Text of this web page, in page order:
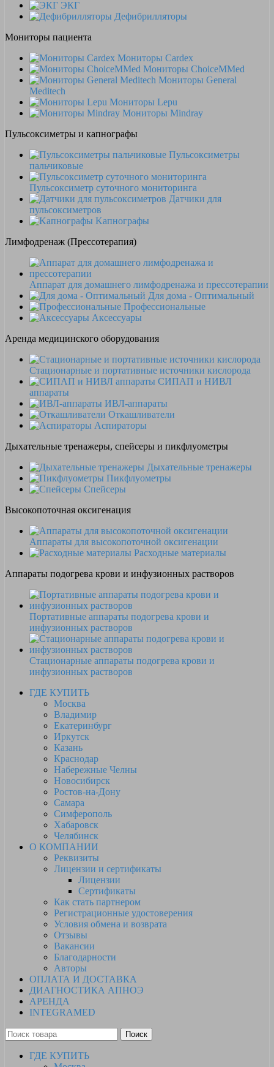
ЭКГ
Дефибрилляторы
Мониторы пациента
Мониторы Cardex
Мониторы ChoiceMMed
Мониторы General
Meditech
Мониторы Lepu
Мониторы Mindray
Пульсоксиметры и капнографы
Пульсоксиметры
пальчиковые
Пульсоксиметр суточного мониторинга
Датчики для
пульсоксиметров
Kапнографы
Лимфодренаж (Прессотерапия)
Аппарат для домашнего лимфодренажа и прессотерапии
Для дома - Оптимальный
Профессиональные
Аксессуары
Аренда медицинского оборудования
Стационарные и портативные источники кислорода
СИПАП и НИВЛ
аппараты
ИВЛ-аппараты
Откашливатели
Аспираторы
Дыхательные тренажеры, спейсеры и пикфлуометры
Дыхательные тренажеры
Пикфлуометры
Спейсеры
Высокопоточная оксигенация
Аппараты для высокопоточной оксигенации
Расходные материалы
Аппараты подогрева крови и инфузионных растворов
Портативные аппараты подогрева крови и
инфузионных растворов
Стационарные аппараты подогрева крови и
инфузионных растворов
ГДЕ КУПИТЬ
Москва
Владимир
Екатеринбург
Иркутск
Казань
Краснодар
Набережные Челны
Новосибирск
Ростов-на-Дону
Самара
Симферополь
Хабаровск
Челябинск
О КОМПАНИИ
Реквизиты
Лицензии и сертификаты
Лицензии
Сертификаты
Как стать партнером
Регистрационные удостоверения
Условия обмена и возврата
Отзывы
Вакансии
Благодарности
Авторы
ОПЛАТА И ДОСТАВКА
ДИАГНОСТИКА АПНОЭ
АРЕНДА
INTEGRAMED
Поиск
ГДЕ КУПИТЬ